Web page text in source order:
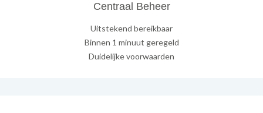
Centraal Beheer
Uitstekend bereikbaar
Binnen 1 minuut geregeld
Duidelijke voorwaarden